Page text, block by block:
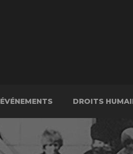
ÉVÉNEMENTS DROITS